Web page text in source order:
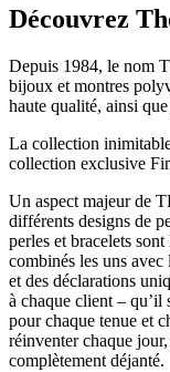
Découvrez
Depuis 1984, le nom
bijoux et montres
haute qualité, ainsi
La collection
collection exclusive
Un aspect majeur de
différents designs de
perles et bracelets
combinés les uns
et des déclarations
à chaque client – qu’il
pour chaque tenue et
réinventer chaque
complètement déjanté.